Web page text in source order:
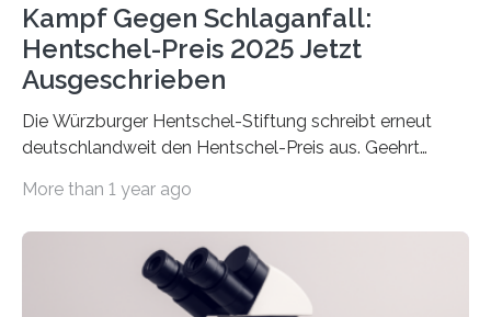
Kampf Gegen Schlaganfall:
Hentschel-Preis 2025 Jetzt
Ausgeschrieben
Die Würzburger Hentschel-Stiftung schreibt erneut
deutschlandweit den Hentschel-Preis aus. Geehrt
hochrangige wissenschaftliche Publikation zum Thema
Schlaganfall“ mit Sitz in Würzburg fördert die
Schlaganfallforschung, um die Behandlung der
Betroffenen zu verbessern. Dazu schreibt sie auch in
More than 1 year ago